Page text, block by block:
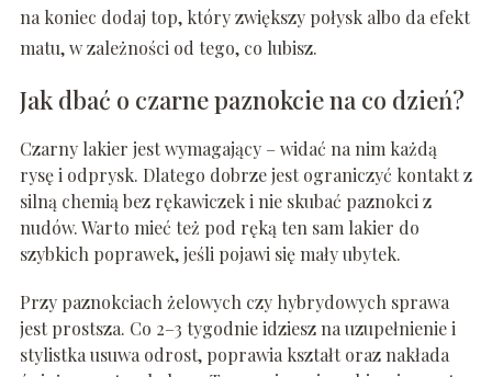
na koniec dodaj top, który zwiększy połysk albo da efekt
matu, w zależności od tego, co lubisz.
Jak dbać o czarne paznokcie na co dzień?
Czarny lakier jest wymagający – widać na nim każdą
rysę i odprysk. Dlatego dobrze jest ograniczyć kontakt z
silną chemią bez rękawiczek i nie skubać paznokci z
nudów. Warto mieć też pod ręką ten sam lakier do
szybkich poprawek, jeśli pojawi się mały ubytek.
Przy paznokciach żelowych czy hybrydowych sprawa
jest prostsza. Co 2–3 tygodnie idziesz na uzupełnienie i
stylistka usuwa odrost, poprawia kształt oraz nakłada